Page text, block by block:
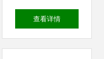
传一体化解决方案
查看详情